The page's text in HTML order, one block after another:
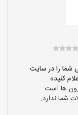
شما را در سایت
ها است
شما ندارد.